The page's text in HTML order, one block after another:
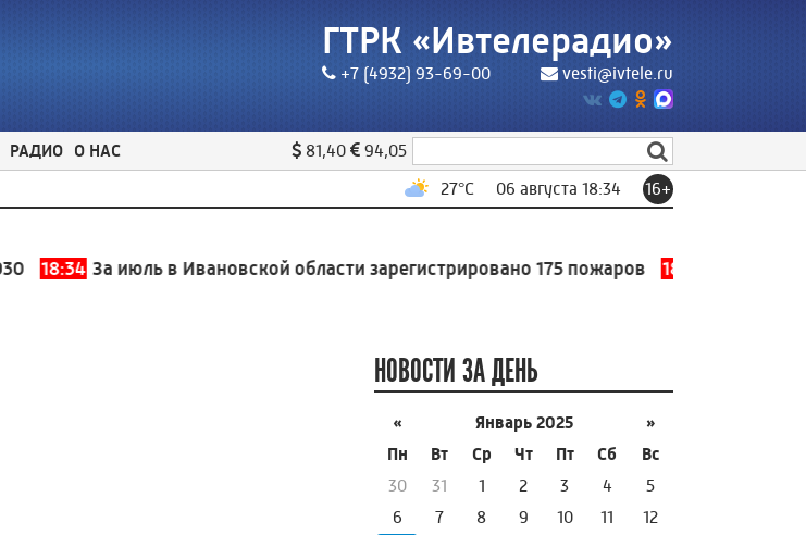
ГТРК «Ивтелерадио»
+7 (4932) 93-69-00 vesti@ivtele.ru
РАДИО О НАС 81,40
94,05
27°C 06 августа 18:34 16+
18:34 За июль в Ивановской области зарегистрировано 175 пожаров 18:19
НОВОСТИ ЗА ДЕНЬ
« Январь 2025
»
Пн
Вт Ср Чт Пт Сб
Вс
30
31 1 2 3 4
5
6
7 8 9 10 11
12